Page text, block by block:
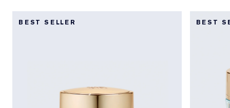
BEST SELLER BEST